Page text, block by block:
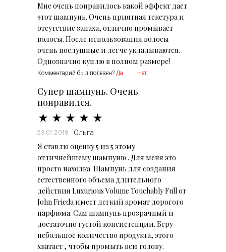
Мне очень понравилось какой эффект дает
этот шампунь. Очень приятная текстура и
отсутствие запаха, отлично промывает
волосы. После использования волосы
очень послушные и легче укладываются.
Однозначно куплю в полном размере!
Комментарий был полезен? Да Нет
Супер шампунь. Очень
понравился.
23.01.2018 Ольга
Я ставлю оценку 5 из 5 этому
отличнейшему шампуню . Для меня это
просто находка. Шампунь для создания
естественного объема длительного
действия Luxurious Volume Touchably Full от
John Frieda имеет легкий аромат дорогого
парфюма. Сам шампунь прозрачный и
достаточно густой консистенции. Беру
небольшое количество продукта, этого
хватает , чтобы промыть всю голову.